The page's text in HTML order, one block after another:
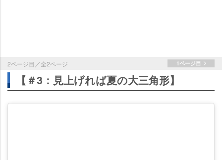
2ページ目／全2ページ 1ページ目
【＃3：見上げれば夏の大三角形】